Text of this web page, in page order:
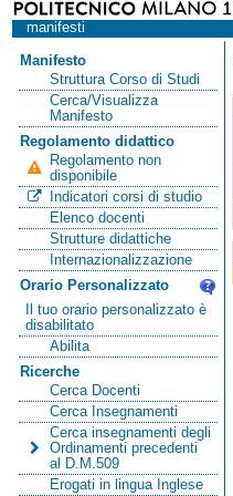
manifesti
Manifesto
Struttura Corso di Studi
Cerca/Visualizza
Manifesto
Regolamento didattico
Regolamento non
disponibile
Indicatori corsi di studio
Elenco docenti
Strutture didattiche
Internazionalizzazione
Orario Personalizzato
Il tuo orario personalizzato è
disabilitato
Abilita
Ricerche
Cerca Docenti
Cerca Insegnamenti
Cerca insegnamenti degli
Ordinamenti precedenti
al D.M.509
Erogati in lingua Inglese